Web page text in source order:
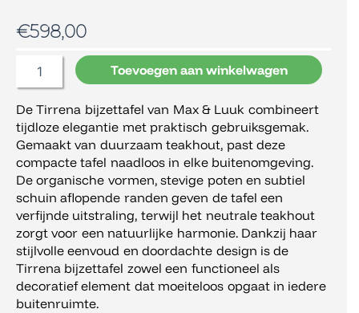
€598,00
Tirrena,
Bijzettafel
aantal
Toevoegen aan winkelwagen
De Tirrena bijzettafel van Max & Luuk combineert
tijdloze elegantie met praktisch gebruiksgemak.
Gemaakt van duurzaam teakhout, past deze
compacte tafel naadloos in elke buitenomgeving.
De organische vormen, stevige poten en subtiel
schuin aflopende randen geven de tafel een
verfijnde uitstraling, terwijl het neutrale teakhout
zorgt voor een natuurlijke harmonie. Dankzij haar
stijlvolle eenvoud en doordachte design is de
Tirrena bijzettafel zowel een functioneel als
decoratief element dat moeiteloos opgaat in iedere
buitenruimte.